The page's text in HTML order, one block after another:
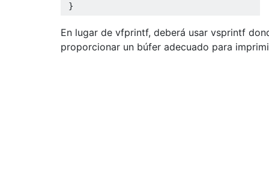
}
En lugar de vfprintf, deberá usar vsprintf
proporcionar un búfer adecuado para